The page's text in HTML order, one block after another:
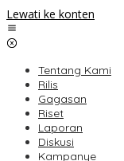
Lewati ke konten
Tentang Kami
Rilis
Gagasan
Riset
Laporan
Diskusi
Kampanye